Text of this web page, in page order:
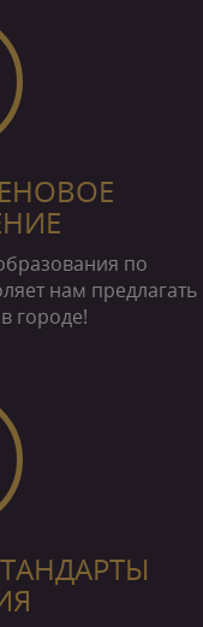
по
нам предлагать
городе!